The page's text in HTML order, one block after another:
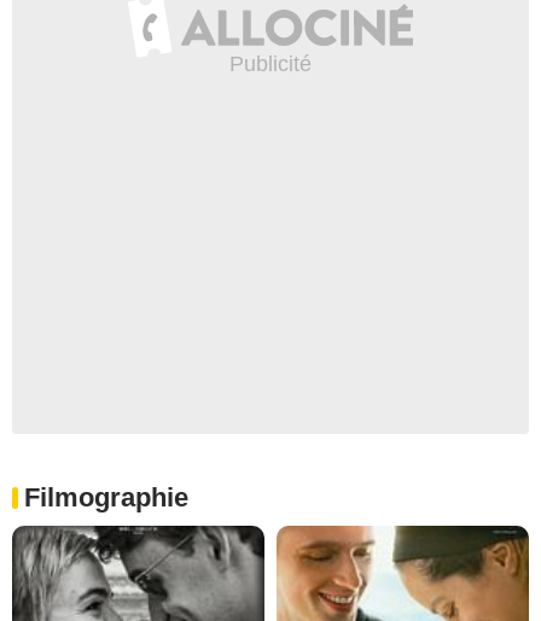
Filmographie